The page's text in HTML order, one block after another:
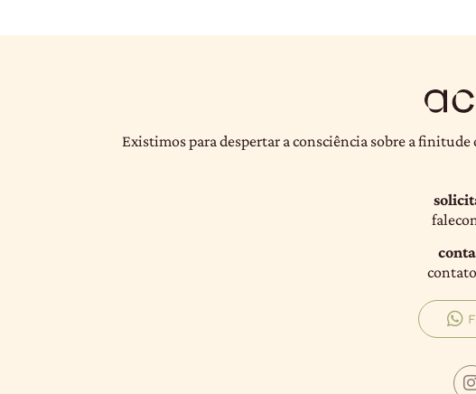
Existimos para despertar a consciência sobre a